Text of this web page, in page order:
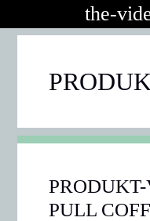
the-
PULL